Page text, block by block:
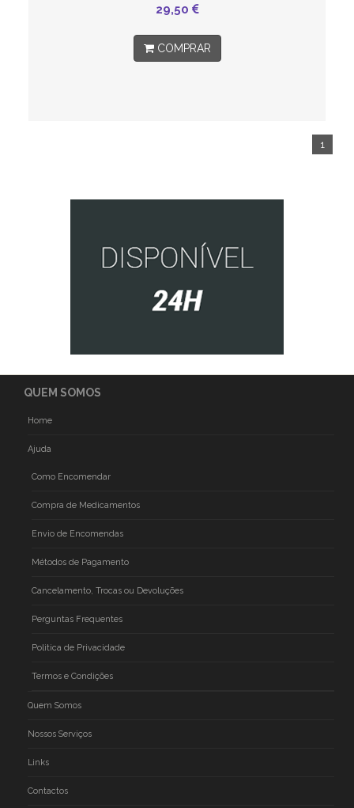
29,50
COMPRAR
1
QUEM SOMOS
Home
Ajuda
Como Encomendar
Compra de Medicamentos
Envio de Encomendas
Métodos de Pagamento
Cancelamento, Trocas ou Devoluções
Perguntas Frequentes
Politica de Privacidade
Termos e Condições
Quem Somos
Nossos Serviços
Links
Contactos